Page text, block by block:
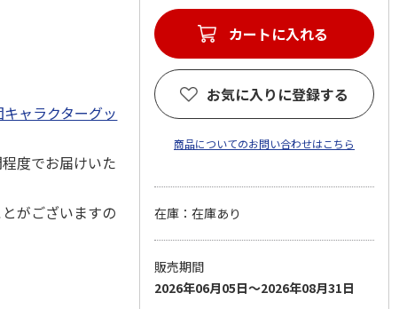
ャラクターグッ
度でお届けいた
がございますの
カートに入れる
お気に入りに登録する
商品についてのお問い合わせはこちら
在庫：在庫あり
販売期間
2026年06月05日～2026年08月31日